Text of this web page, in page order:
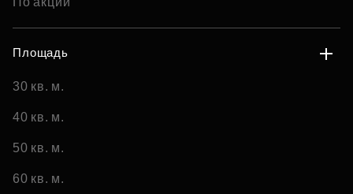
Площадь
30 кв. м.
40 кв. м.
50 кв. м.
60 кв. м.